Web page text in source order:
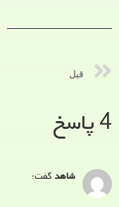
قبل
4 پاسخ
شاهد گفت: